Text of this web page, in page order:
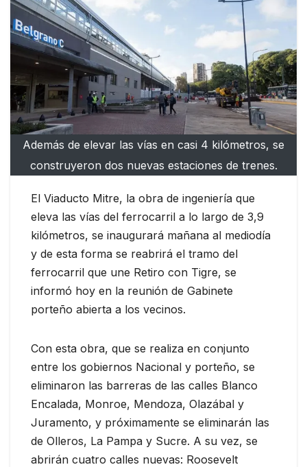
Además de elevar las vías en casi 4 kilómetros, se
construyeron dos nuevas estaciones de trenes.
El Viaducto Mitre, la obra de ingeniería que
eleva las vías del ferrocarril a lo largo de 3,9
kilómetros, se inaugurará mañana al mediodía
y de esta forma se reabrirá el tramo del
ferrocarril que une Retiro con Tigre, se
informó hoy en la reunión de Gabinete
porteño abierta a los vecinos.
Con esta obra, que se realiza en conjunto
entre los gobiernos Nacional y porteño, se
eliminaron las barreras de las calles Blanco
Encalada, Monroe, Mendoza, Olazábal y
Juramento, y próximamente se eliminarán las
de Olleros, La Pampa y Sucre. A su vez, se
abrirán cuatro calles nuevas: Roosevelt